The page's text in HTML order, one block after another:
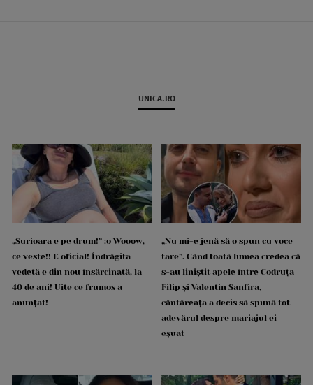
UNICA.RO
„Surioara e pe drum!” :o Wooow,
ce veste!! E oficial! Îndrăgita
vedetă e din nou însărcinată, la
40 de ani! Uite ce frumos a
anunțat!
„Nu mi-e jenă să o spun cu voce
tare”. Când toată lumea credea că
s-au liniștit apele între Codruța
Filip și Valentin Sanfira,
cântăreața a decis să spună tot
adevărul despre mariajul ei
eșuat